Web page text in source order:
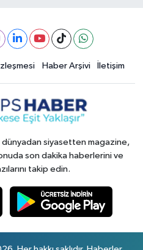
Haber Arşivi İletişim
siyasetten magazine,
son dakika haberlerini ve
takip edin.